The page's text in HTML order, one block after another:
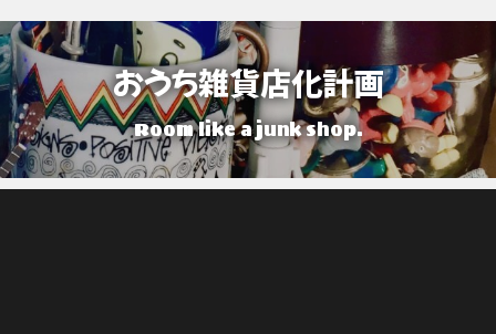
おうち雑貨店化計画
Room like a junk shop.